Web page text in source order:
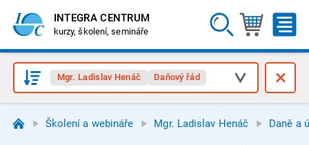
INTEGRA CENTRUM
kurzy, školení, semináře
Mgr. Ladislav Henáč Daňový řád
Školení a webináře Mgr. Ladislav Henáč Daně a